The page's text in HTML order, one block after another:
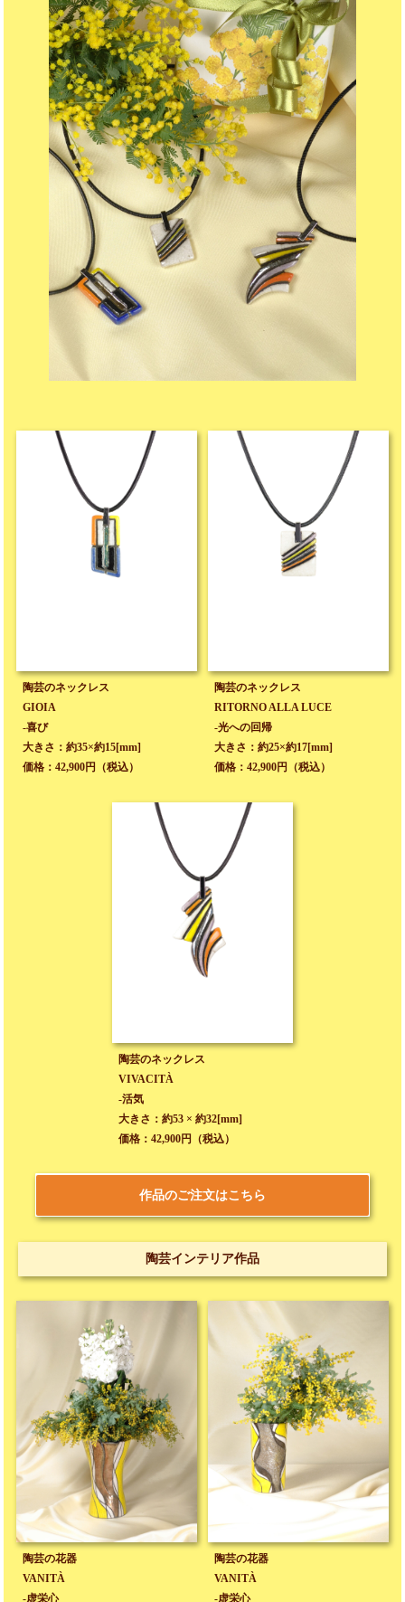
陶芸のネックレス
GIOIA
-喜び
大きさ：約35×約15[mm]
価格：42,900円（税込）
陶芸のネックレス
RITORNO ALLA LUCE
-光への回帰
大きさ：約25×約17[mm]
価格：42,900円（税込）
陶芸のネックレス
VIVACITÀ
-活気
大きさ：約53 × 約32[mm]
価格：42,900円（税込）
作品のご注文はこちら
陶芸インテリア作品
陶芸の花器
VANITÀ
-虚栄心
陶芸の花器
VANITÀ
-虚栄心